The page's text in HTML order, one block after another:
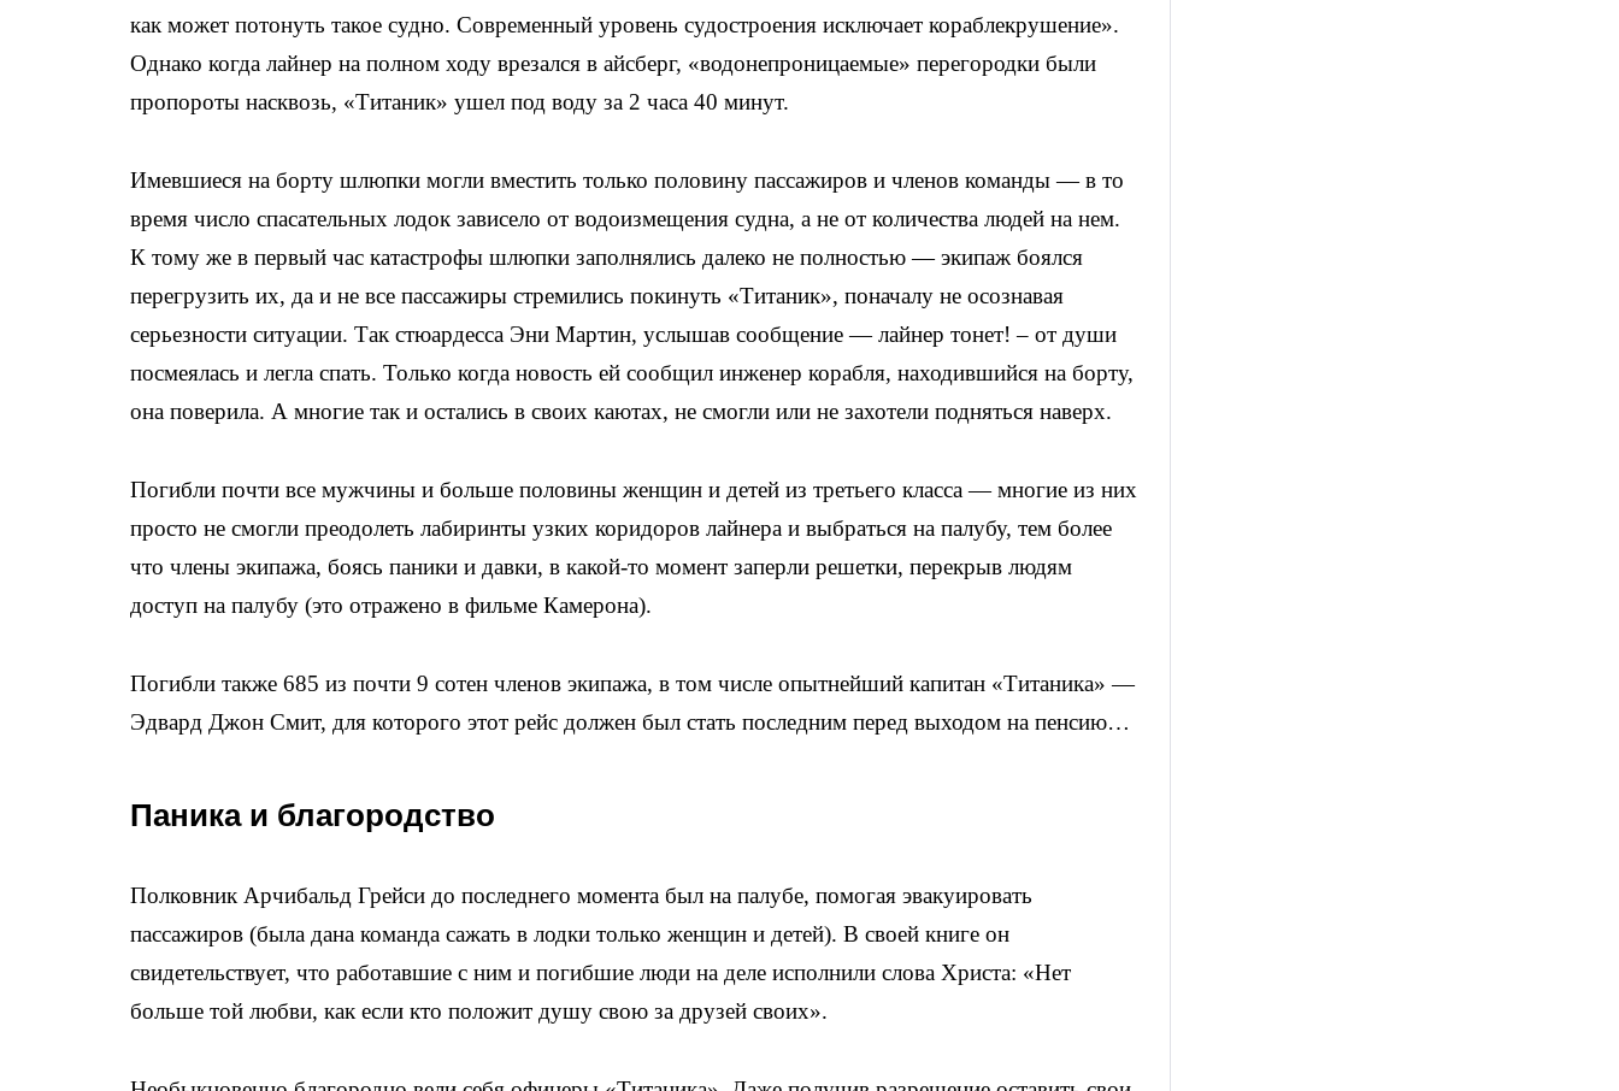
как может потонуть такое судно. Современный уровень судостроения исключает кораблекрушение».
Однако когда лайнер на полном ходу врезался в айсберг, «водонепроницаемые» перегородки были
пропороты насквозь, «Титаник» ушел под воду за 2 часа 40 минут.
Имевшиеся на борту шлюпки могли вместить только половину пассажиров и членов команды — в то
время число спасательных лодок зависело от водоизмещения судна, а не от количества людей на нем.
К тому же в первый час катастрофы шлюпки заполнялись далеко не полностью — экипаж боялся
перегрузить их, да и не все пассажиры стремились покинуть «Титаник», поначалу не осознавая
серьезности ситуации. Так стюардесса Эни Мартин, услышав сообщение — лайнер тонет! – от души
посмеялась и легла спать. Только когда новость ей сообщил инженер корабля, находившийся на борту,
она поверила. А многие так и остались в своих каютах, не смогли или не захотели подняться наверх.
Погибли почти все мужчины и больше половины женщин и детей из третьего класса — многие из них
просто не смогли преодолеть лабиринты узких коридоров лайнера и выбраться на палубу, тем более
что члены экипажа, боясь паники и давки, в какой-то момент заперли решетки, перекрыв людям
доступ на палубу (это отражено в фильме Камерона).
Погибли также 685 из почти 9 сотен членов экипажа, в том числе опытнейший капитан «Титаника» —
Эдвард Джон Смит, для которого этот рейс должен был стать последним перед выходом на пенсию…
Паника и благородство
Полковник Арчибальд Грейси до последнего момента был на палубе, помогая эвакуировать
пассажиров (была дана команда сажать в лодки только женщин и детей). В своей книге он
свидетельствует, что работавшие с ним и погибшие люди на деле исполнили слова Христа: «Нет
больше той любви, как если кто положит душу свою за друзей своих».